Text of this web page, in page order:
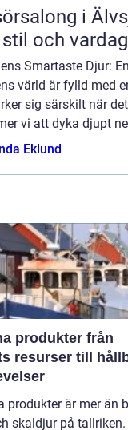
i
och vardag
Smartaste Djur:
värld är fylld med
sig särskilt när
vi att dyka djupt
Eklund
produkter från
resurser till
produkter är mer än
skaldjur på tallriken.